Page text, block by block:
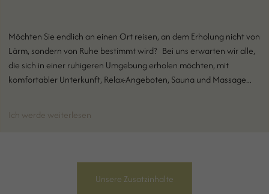
Möchten Sie endlich an einen Ort reisen, an dem Erholung nicht von
Lärm, sondern von Ruhe bestimmt wird? Bei uns erwarten wir alle,
die sich in einer ruhigeren Umgebung erholen möchten, mit
komfortabler Unterkunft, Relax-Angeboten, Sauna und Massage...
Ich werde weiterlesen
Unsere Zusatzinhalte